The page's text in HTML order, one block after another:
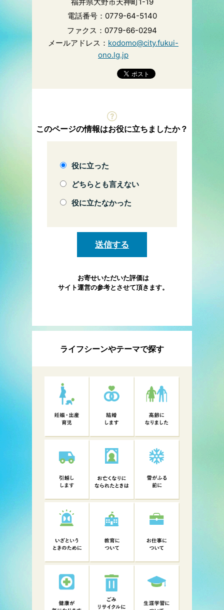
電話番号：0779-64-5140
ファクス：0779-66-0294
メールアドレス： kodomo@city.fukui-
ono.lg.jp
このページの情報はお役に立ちましたか？
役に立った
どちらとも言えない
役に立たなかった
お寄せいただいた評価は
サイト運営の参考とさせて頂きます。
ライフシーンやテーマで探す